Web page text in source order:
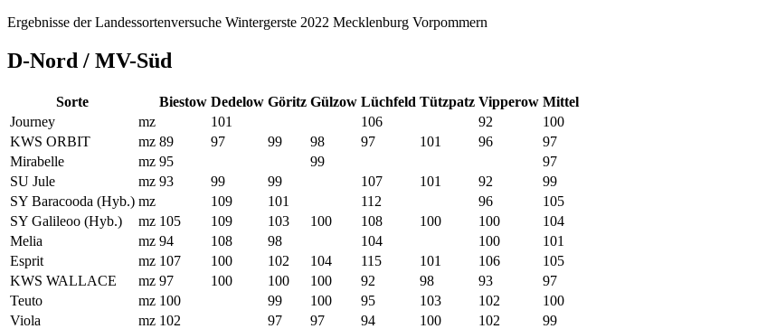
Ergebnisse der Landessortenversuche Wintergerste 2022 Mecklenburg Vorpommern
D-Nord / MV-Süd
Sorte Biestow Dedelow Göritz Gülzow Lüchfeld Tützpatz Vipperow Mittel
Journey
mz 101 106 92
100
KWS ORBIT
mz 89 97 99 98 97 101 96
97
Mirabelle
mz 95 99
97
SU Jule
mz 93 99 99 107 101 92
99
SY Baracooda (Hyb.) mz 109 101 112 96
105
SY Galileoo (Hyb.)
mz 105 109 103 100 108 100 100
104
Melia
mz 94 108 98 104 100
101
Esprit
mz 107 100 102 104 115 101 106
105
KWS WALLACE
mz 97 100 100 100 92 98 93
97
Teuto
mz 100 99 100 95 103 102
100
Viola
mz 102 97 97 94 100 102
99